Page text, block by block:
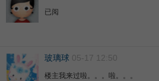
已阅
玻璃球 05-17 12:50
楼主我来过啦。。。啦。。。